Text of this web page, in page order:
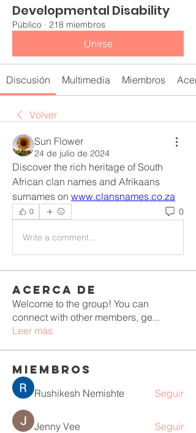
Developmental Disability
Público · 218 miembros
Unirse
Discusión Multimedia Miembros
Volver
Sun Flower
24 de julio de 2024
Discover the rich heritage of South
African clan names and Afrikaans
surnames on www.clansnames.co.za
0 0
Write a comment...
Acerca de
Welcome to the group! You can
connect with other members, ge...
Leer más
Miembros
Rushikesh Nemishte Seguir
Jenny Vee Seguir